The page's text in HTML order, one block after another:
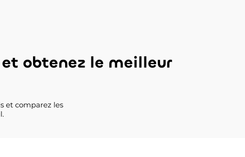
et obtenez le meilleur
et comparez les